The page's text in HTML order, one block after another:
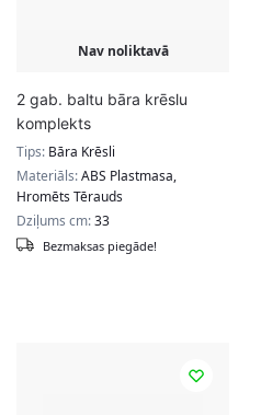
Nav noliktavā
2 gab. baltu bāra krēslu
komplekts
Tips: Bāra Krēsli
Materiāls:ABS Plastmasa,
Hromēts Tērauds
Dziļums cm:33
Bezmaksas piegāde!